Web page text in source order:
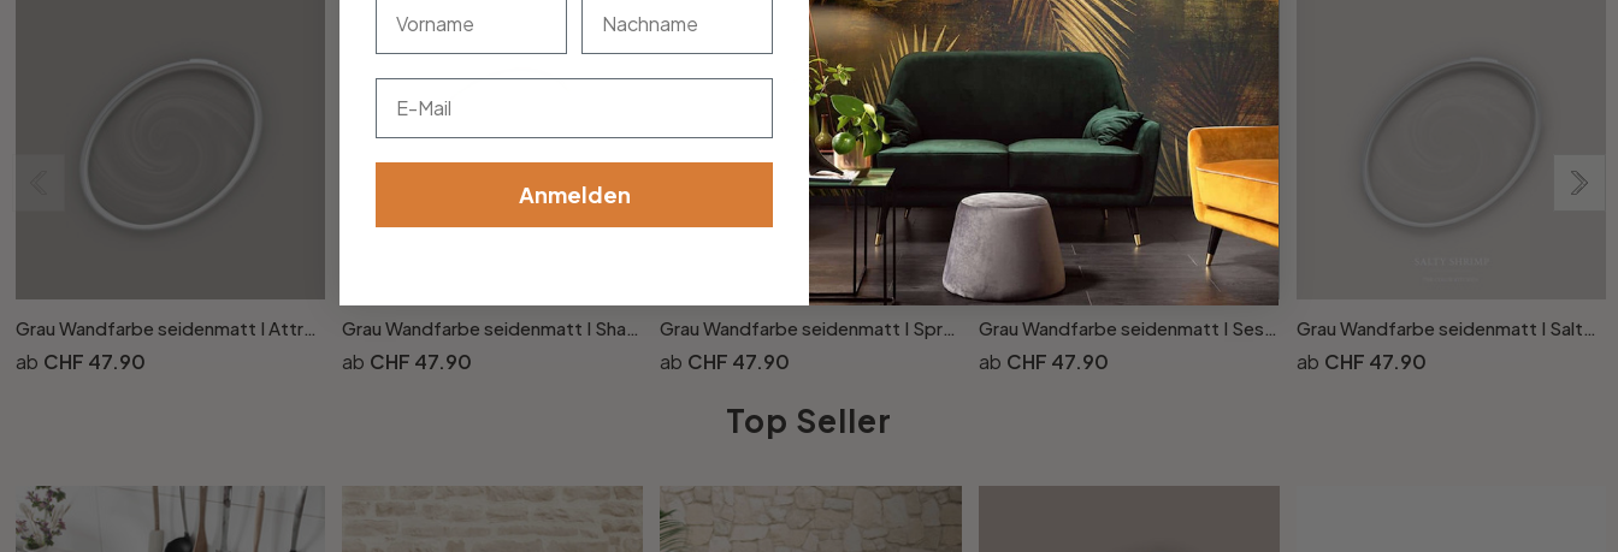
Grau Wandfarbe seidenmatt I Attractive Anchovies | elegante, moderne Atmosphäre schaffend | THE COLOR KITCHEN
CHF 47.90
Grau Wandfarbe seidenmatt I Shady Spice | elegante, moderne Atmosphäre schaffend | THE COLOR KITCHEN
CHF 47.90
Grau Wandfarbe seidenmatt I Sprat Fish | elegante, moderne Atmosphäre schaffend | THE COLOR KITCHEN
CHF 47.90
Grau Wandfarbe seidenmatt I Sesame Ice Cream | elegante, moderne Atmosphäre schaffend | THE COLOR KITCHEN
CHF 47.90
Grau Wandfarbe seidenmatt I Salty Shrimp | elegante, moderne Atmosphäre schaffend | THE COLOR KITCHEN
CHF 47.90
Top Seller
Anmelden